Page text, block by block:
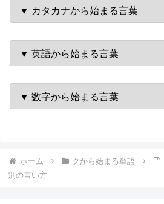
ホーム クから始まる単語
別の言い方